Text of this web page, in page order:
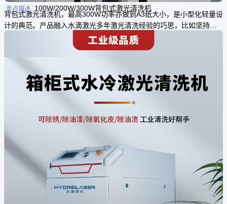
卖点描述 100W/200W/300W背包式激光清洗机
背包式激光清洗机，最高300W功率亦做到A3纸大小，是小型化轻量设
计的典范。产品融入水滴激光多年激光清洗经验的巧思，比如坚持沿
用欧洲标准的三色安全警示灯和安全锁;外置动力电池以杜绝可能存在
的极小概率的安全隐患、保护用工安全;智能触控面板小型